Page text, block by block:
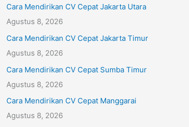
Cara Mendirikan CV Cepat Jakarta Utara
Agustus 8, 2026
Cara Mendirikan CV Cepat Jakarta Timur
Agustus 8, 2026
Cara Mendirikan CV Cepat Sumba Timur
Agustus 8, 2026
Cara Mendirikan CV Cepat Manggarai
Agustus 8, 2026